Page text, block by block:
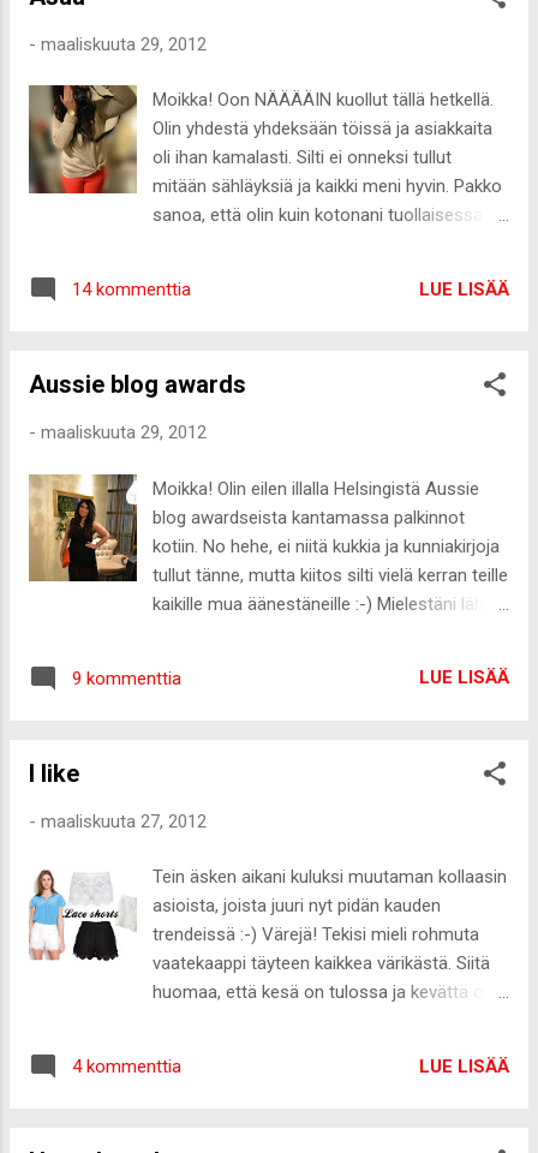
- maaliskuuta 29, 2012
Moikka! Oon NÄÄÄÄIN kuollut tällä hetkellä.
Olin yhdestä yhdeksään töissä ja asiakkaita
oli ihan kamalasti. Silti ei onneksi tullut
mitään sähläyksiä ja kaikki meni hyvin. Pakko
sanoa, että olin kuin kotonani tuollaisessa
onnellinen, että sain tuon työn. Meinasin
täyttöjä vaatteisiin. Olen halunnut niin kauan
unelma toteutu! <3 Unohdin täysin kuvata
napsasin äsken nopsaa kuvat. Naama oli jo
niin hirveän näköisenä enkä jaksanut alkaa
freesaamaan meikkiä, joten sensuroinneilla
mennään :-D Pants&Shirt Vila/Watch Michael
Kors Jalassa oli vielä uudet Vagabondin
ja esitellä täällä blogissa huomenna parin
14 kommenttia LUE LISÄÄ
Aussie blog awards
- maaliskuuta 29, 2012
Moikka! Olin eilen illalla Helsingistä Aussie
blog awardseista kantamassa palkinnot
kotiin. No hehe, ei niitä kukkia ja kunniakirjoja
tullut tänne, mutta kiitos silti vielä kerran teille
kaikille mua äänestäneille :-) Mielestäni lähes
valmistautua, mutta onneksi olin kihartanut
itse juhlaan Ja illan voittajat :-) Best beauty
Fashionweek 2.0 Aussome and unique-
Paras aika vuodesta Readers choice-
Mariannan Onnea vielä hirveästi kaikille
voittaneille! Käytiin vielä avecini Cristiinan
Baker'sissä. Nam, heidän kana-vuohen...
9 kommenttia LUE LISÄÄ
I like
- maaliskuuta 27, 2012
Tein äsken aikani kuluksi muutaman kollaasin
asioista, joista juuri nyt pidän kauden
trendeissä :-) Värejä! Tekisi mieli rohmuta
vaatekaappi täyteen kaikkea värikästä. Siitä
huomaa, että kesä on tulossa ja kevättä on
trendejä käyttäen
4 kommenttia LUE LISÄÄ